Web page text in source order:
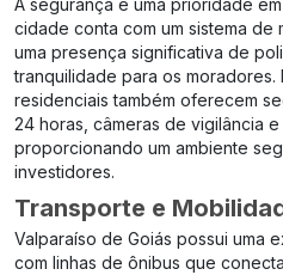
A segurança é uma prioridade
cidade conta com um sistema de
uma presença significativa de
tranquilidade para os moradores.
residenciais também oferecem
24 horas, câmeras de vigilância
proporcionando um ambiente
investidores.
Transporte e
Valparaíso de Goiás possui uma
com linhas de ônibus que